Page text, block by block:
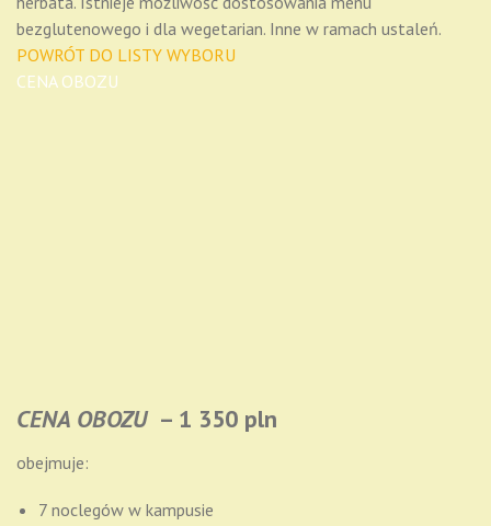
bezglutenowego i dla wegetarian. Inne w ramach ustaleń.
POWRÓT DO LISTY WYBORU
CENA OBOZU
CENA OBOZU – 1 350 pln
obejmuje:
7 noclegów w kampusie